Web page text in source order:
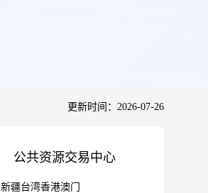
更新时间：2026-07-26
公共资源交易中心
新疆台湾香港澳门